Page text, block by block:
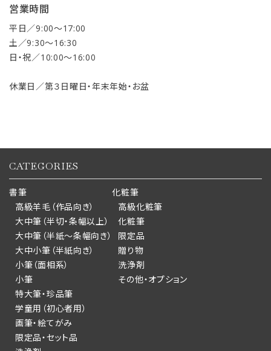
営業時間
平日／9:00〜17:00
土／9:30〜16:30
日・祝／10:00〜16:00
休業日／第３日曜日・年末年始・お盆
CATEGORIES
書筆
高級羊毛（作品向き）
大中筆（半切・条幅以上）
大中筆（半紙～条幅向き）
大中小筆（半紙向き）
小筆（面相系）
小筆
特大筆・珍品筆
学童用（初心者用）
画筆・絵てがみ
限定品・セット品
化粧筆
高級化粧筆
化粧筆
限定品
贈り物
洗浄剤
その他・オプション